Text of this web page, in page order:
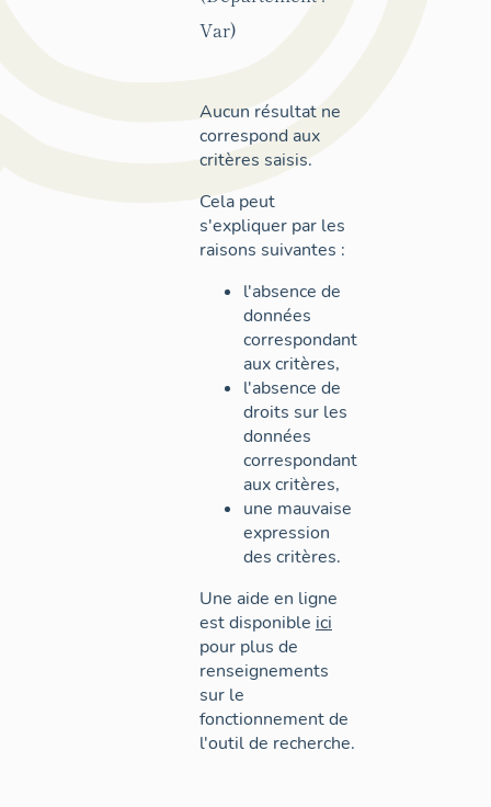
Var)
Aucun résultat ne
correspond aux
critères saisis.
Cela peut
s'expliquer par les
raisons suivantes :
l'absence de
données
correspondant
aux critères,
l'absence de
droits sur les
données
correspondant
aux critères,
une mauvaise
expression
des critères.
Une aide en ligne
est disponible ici
pour plus de
renseignements
sur le
fonctionnement de
l'outil de recherche.